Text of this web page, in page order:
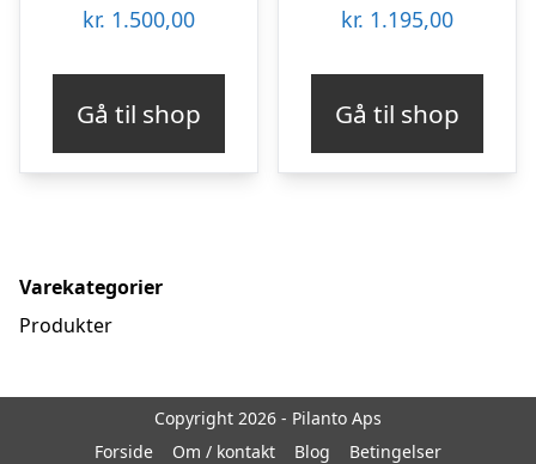
kr. 1.500,00
Gå til shop
kr. 1.195,00
Gå til shop
Varekategorier
Produkter
Copyright 2026 - Pilanto Aps
Forside
Om / kontakt Blog Betingelser